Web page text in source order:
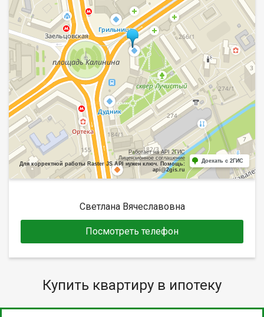
Работает на API 2ГИС
Лицензионное соглашение
Для корректной работы Raster JS API нужен ключ. Помощь:
api@2gis.ru
Доехать с 2ГИС
Светлана Вячеславовна
Посмотреть телефон
Купить квартиру в ипотеку